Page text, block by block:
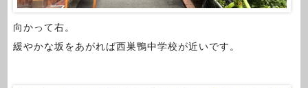
向かって右。
緩やかな坂をあがれば西巣鴨中学校が近いです。